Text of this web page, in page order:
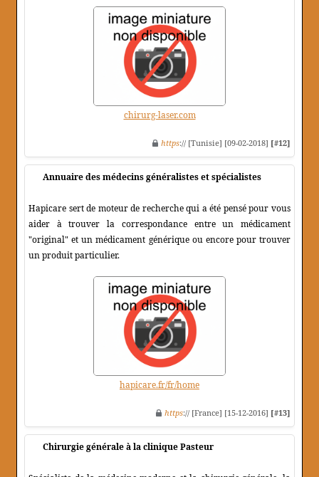
chirurg-laser.com
https:// [Tunisie] [09-02-2018] [#12]
Annuaire des médecins généralistes et spécialistes
Hapicare sert de moteur de recherche qui a été pensé pour vous
aider à trouver la correspondance entre un médicament
"original" et un médicament générique ou encore pour trouver
un produit particulier.
hapicare.fr/fr/home
https:// [France] [15-12-2016] [#13]
Chirurgie générale à la clinique Pasteur